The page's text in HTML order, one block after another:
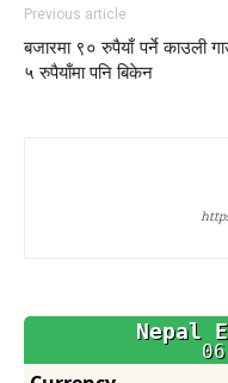
Previous article
बजारमा ९० रुपैयाँ पर्ने काउली
५ रुपैयाँमा पनि बिकेन